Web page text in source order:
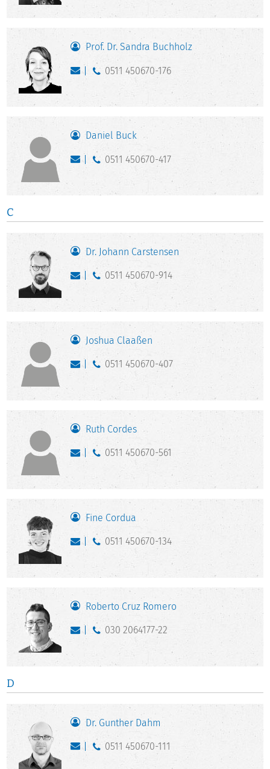
Prof. Dr. Sandra Buchholz
0511 450670-176
Daniel Buck
0511 450670-417
C
Dr. Johann Carstensen
0511 450670-914
Joshua Claaßen
0511 450670-407
Ruth Cordes
0511 450670-561
Fine Cordua
0511 450670-134
Roberto Cruz Romero
030 2064177-22
D
Dr. Gunther Dahm
0511 450670-111